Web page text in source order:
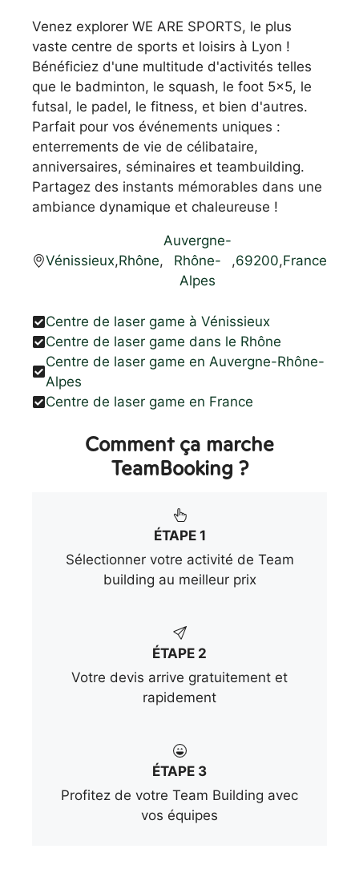
Venez explorer WE ARE SPORTS, le plus
vaste centre de sports et loisirs à Lyon !
Bénéficiez d'une multitude d'activités telles
que le badminton, le squash, le foot 5x5, le
futsal, le padel, le fitness, et bien d'autres.
Parfait pour vos événements uniques :
enterrements de vie de célibataire,
anniversaires, séminaires et teambuilding.
Partagez des instants mémorables dans une
ambiance dynamique et chaleureuse !
Vénissieux,Rhône,
Auvergne-
Rhône-
Alpes
,69200,France
Centre de laser game à Vénissieux
Centre de laser game dans le Rhône
Centre de laser game en Auvergne-Rhône-
Alpes
Centre de laser game en France
Comment ça marche
TeamBooking ?
ÉTAPE 1
Sélectionner votre activité de Team
building au meilleur prix
ÉTAPE 2
Votre devis arrive gratuitement et
rapidement
ÉTAPE 3
Profitez de votre Team Building avec
vos équipes